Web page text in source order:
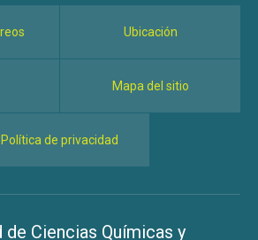
Ubicación
Mapa del sitio
Política de privacidad
de Ciencias Químicas y